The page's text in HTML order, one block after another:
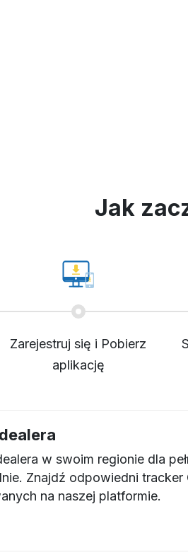
Jak
Zarejestruj się i Pobierz
aplikację
w swoim regionie dla
Znajdź odpowiedni
na naszej platformie.